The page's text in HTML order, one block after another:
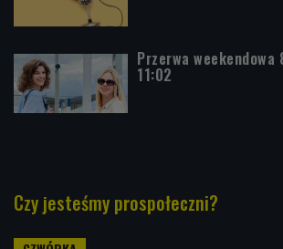
Przerwa
11:02
Czy jesteśmy prospołeczni?